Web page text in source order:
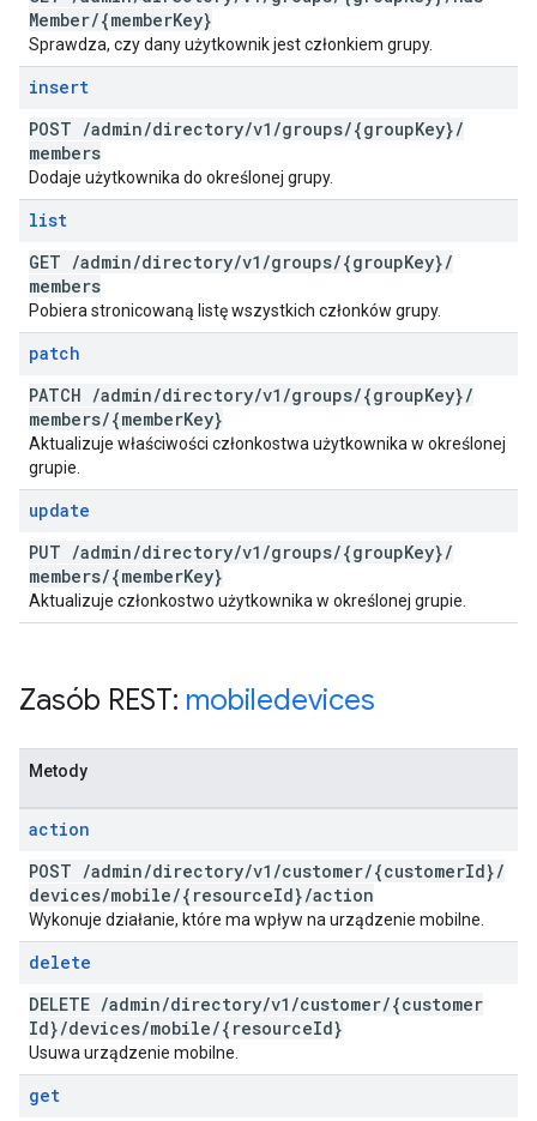
Member/{memberKey}
Sprawdza, czy dany użytkownik jest członkiem grupy.
insert
POST /admin/directory/v1 /groups/{groupKey}/
members
Dodaje użytkownika do określonej grupy.
list
GET /admin/directory/v1 /groups/{groupKey}/
members
Pobiera stronicowaną listę wszystkich członków grupy.
patch
PATCH /admin/directory/v1 /groups/{groupKey}/
members/{memberKey}
Aktualizuje właściwości członkostwa użytkownika w określonej
grupie.
update
PUT /admin/directory/v1 /groups/{groupKey}/
members/{memberKey}
Aktualizuje członkostwo użytkownika w określonej grupie.
Zasób REST: mobiledevices
Metody
action
POST /admin/directory/v1 /customer/{customerId}/
devices/mobile/{resourceId}/action
Wykonuje działanie, które ma wpływ na urządzenie mobilne.
delete
DELETE /admin/directory/v1 /customer/{customer
Id}/devices/mobile/{resourceId}
Usuwa urządzenie mobilne.
get